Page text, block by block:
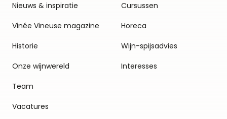
Nieuws & inspiratie
Vinée Vineuse magazine
Historie
Onze wijnwereld
Team
Vacatures
Cursussen
Horeca
Wijn-spijsadvies
Interesses